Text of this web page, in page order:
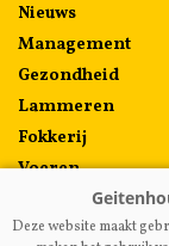
Nieuws
Management
Gezondheid
Lammeren
Fokkerij
Voeren
Algemeen
Melkprijzen
Deze website maakt